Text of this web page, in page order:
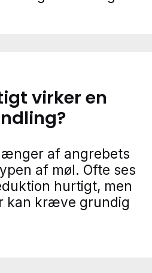
virker en
af angrebets
af møl. Ofte ses
hurtigt, men
kan kræve grundig